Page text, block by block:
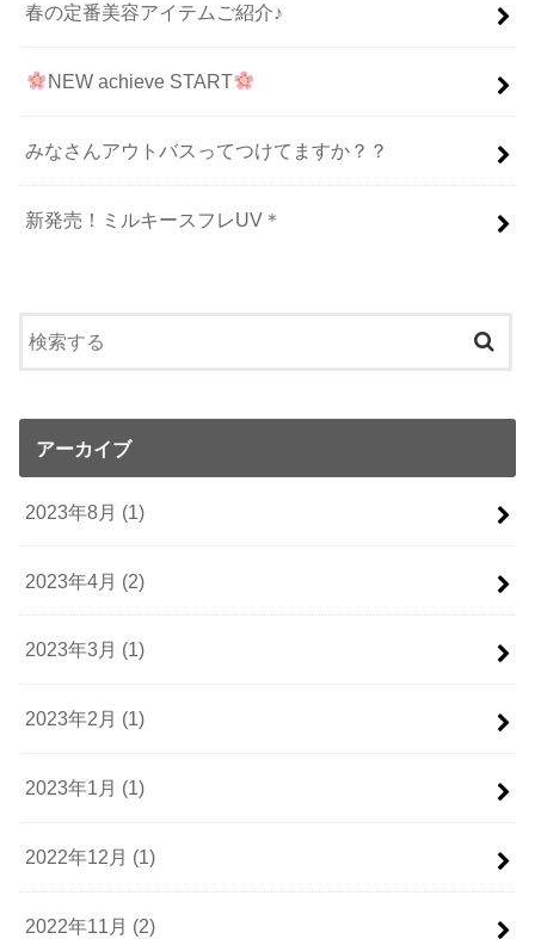
春の定番美容アイテムご紹介♪
NEW achieve START
みなさんアウトバスってつけてますか？？
新発売！ミルキースフレUV＊
アーカイブ
2023年8月 (1)
2023年4月 (2)
2023年3月 (1)
2023年2月 (1)
2023年1月 (1)
2022年12月 (1)
2022年11月 (2)